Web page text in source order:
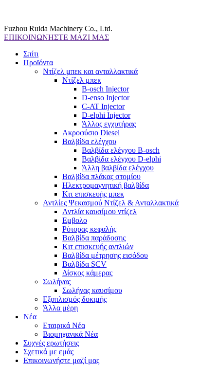
Fuzhou Ruida Machinery Co., Ltd.
ΕΠΙΚΟΙΝΩΝΗΣΤΕ ΜΑΖΙ ΜΑΣ
Σπίτι
Προϊόντα
Ντίζελ μπεκ και ανταλλακτικά
Ντίζελ μπεκ
B-osch Injector
D-enso Injector
C-AT Injector
D-elphi Injector
Άλλος εγχυτήρας
Ακροφύσιο Diesel
Βαλβίδα ελέγχου
Βαλβίδα ελέγχου B-osch
Βαλβίδα ελέγχου D-elphi
Άλλη βαλβίδα ελέγχου
Βαλβίδα πλάκας στομίου
Ηλεκτρομαγνητική βαλβίδα
Κιτ επισκευής μπεκ
Αντλίες Ψεκασμού Ντίζελ & Ανταλλακτικά
Αντλία καυσίμου ντίζελ
Εμβολο
Ρότορας κεφαλής
Βαλβίδα παράδοσης
Κιτ επισκευής αντλιών
Βαλβίδα μέτρησης εισόδου
Βαλβίδα SCV
Δίσκος κάμερας
Σωλήνας
Σωλήνας καυσίμου
Εξοπλισμός δοκιμής
Άλλα μέρη
Νέα
Εταιρικά Νέα
Βιομηχανικά Νέα
Συχνές ερωτήσεις
Σχετικά με εμάς
Επικοινωνήστε μαζί μας